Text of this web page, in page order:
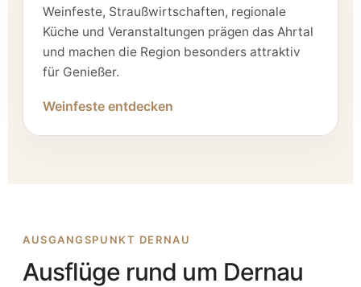
Weinfeste, Straußwirtschaften, regionale
Küche und Veranstaltungen prägen das Ahrtal
und machen die Region besonders attraktiv
für Genießer.
Weinfeste entdecken
AUSGANGSPUNKT DERNAU
Ausflüge rund um Dernau